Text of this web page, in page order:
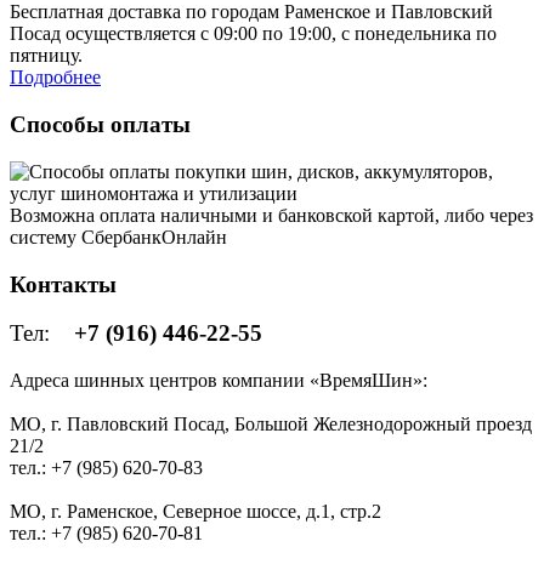
Бесплатная доставка по городам Раменское и Павловский
Посад осуществляется с 09:00 по 19:00, с понедельника по
пятницу.
Подробнее
Способы оплаты
Возможна оплата наличными и банковской картой, либо через
систему СбербанкОнлайн
Контакты
Тел: +7 (916) 446-22-55
Адреса шинных центров компании «ВремяШин»:
МО, г. Павловский Посад, Большой Железнодорожный проезд
21/2
тел.: +7 (985) 620-70-83
МО, г. Раменское, Северное шоссе, д.1, стр.2
тел.: +7 (985) 620-70-81